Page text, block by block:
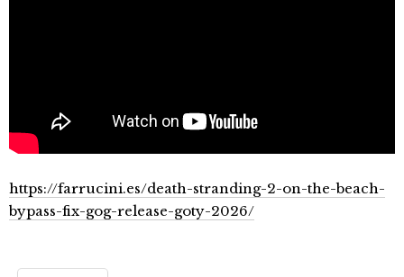
https://farrucini.es/death-stranding-2-on-the-beach-
bypass-fix-gog-release-goty-2026/